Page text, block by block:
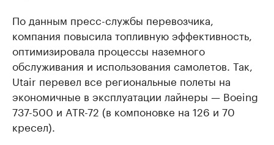
По данным пресс-службы перевозчика,
компания повысила топливную эффективность,
оптимизировала процессы наземного
обслуживания и использования самолетов. Так,
Utair перевел все региональные полеты на
экономичные в эксплуатации лайнеры — Boeing
737-500 и ATR-72 (в компоновке на 126 и 70
кресел).